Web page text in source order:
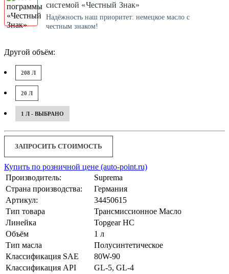
системой «Честный Знак»
Надёжность наш приоритет: немецкое масло с
честным знаком!
Другой объём:
208 Л
20 Л
1 Л - ВЫБРАНО
ЗАПРОСИТЬ СТОИМОСТЬ
Купить по розничной цене (auto-point.ru)
Производитель:
Suprema
Страна производства:
Германия
Артикул:
34450615
Тип товара
Трансмиссионное Масло
Линейка
Topgear HC
Объём
1 л
Тип масла
Полусинтетическое
Классификация SAE
80W-90
Классификация API
GL-5, GL-4